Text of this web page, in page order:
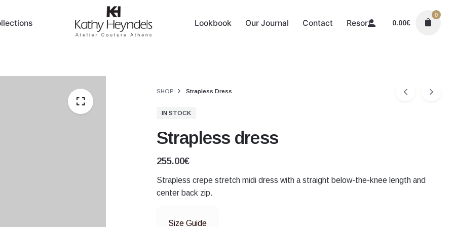
Lookbook Our Journal Contact Resort 0.00€
0
SHOP Strapless Dress
IN STOCK
Strapless dress
255.00€
Strapless crepe stretch midi dress with a straight below-the-knee length and
center back zip.
Size Guide